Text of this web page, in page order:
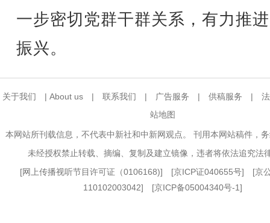
一步密切党群干群关系，有力推
振兴。
关于我们 | About us | 联系我们 | 广告服务 | 供稿服务 |
站地图
本网站所刊载信息，不代表中新社和中新网观点。 刊用本网站稿件，
未经授权禁止转载、摘编、复制及建立镜像，违者将依法追究法
[网上传播视听节目许可证（0106168)] [京ICP证040655号] [京
110102003042] [京ICP备05004340号-1]